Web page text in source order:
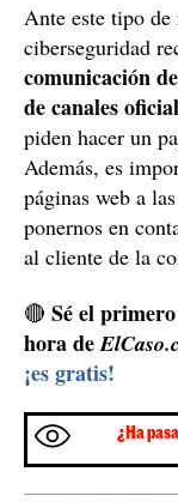
Ante este tipo de
ciberseguridad
comunicación
de canales
piden hacer un
Además, es
páginas web a
ponernos en
al cliente de la
🔴 Sé el
hora de
¡es gratis!
¿Ha